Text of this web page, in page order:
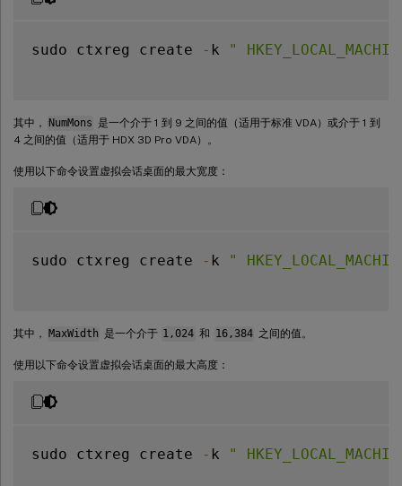
sudo ctxreg create - k "
其中， NumMons 是一个介于 1 到 9 之间的值（适用于标准 VDA）或介于 1 到
4 之间的值（适用于 HDX 3D Pro VDA）。
使用以下命令设置虚拟会话桌面的最大宽度：
sudo ctxreg create - k "
其中， MaxWidth 是一个介于 1,024 和 16,384 之间的值。
使用以下命令设置虚拟会话桌面的最大高度：
sudo ctxreg create - k "